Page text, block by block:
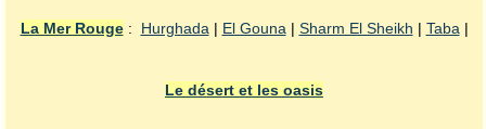
La Mer Rouge: Hurghada| El Gouna| Sharm El Sheikh | Taba|
Le désert et les oasis